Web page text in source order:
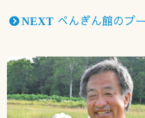
NEXT ぺんぎん館のプ